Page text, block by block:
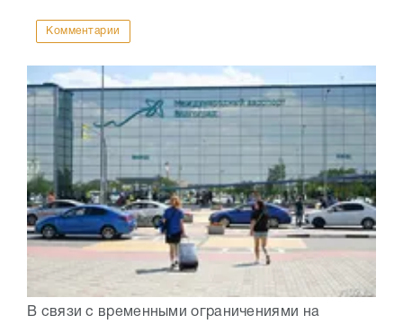
Комментарии
В связи с временными ограничениями на